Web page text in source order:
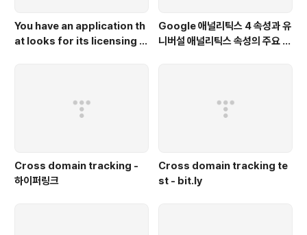
You have an application th
at looks for its licensing s
Google 애널리틱스 4 속성과 유
니버설 애널리틱스 속성의 주요 차
Cross domain tracking -
하이퍼링크
Cross domain tracking te
st - bit.ly